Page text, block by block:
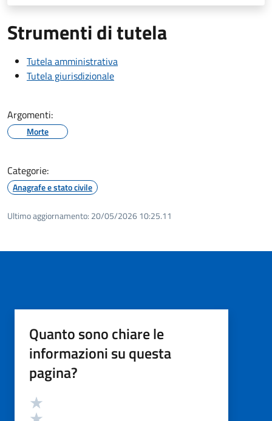
Strumenti di tutela
Tutela amministrativa
Tutela giurisdizionale
Argomenti:
Morte
Categorie:
Anagrafe e stato civile
Ultimo aggiornamento: 20/05/2026 10:25.11
Quanto sono chiare le
informazioni su questa
pagina?
Valutazione